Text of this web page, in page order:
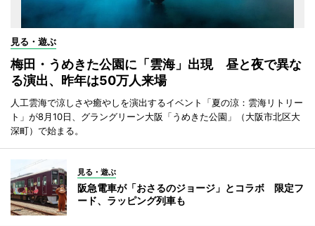
見る・遊ぶ
梅田・うめきた公園に「雲海」出現 昼と夜で異な
る演出、昨年は50万人来場
人工雲海で涼しさや癒やしを演出するイベント「夏の涼：雲海リトリー
ト」が8月10日、グラングリーン大阪「うめきた公園」（大阪市北区大
深町）で始まる。
見る・遊ぶ
阪急電車が「おさるのジョージ」とコラボ 限定フ
ード、ラッピング列車も